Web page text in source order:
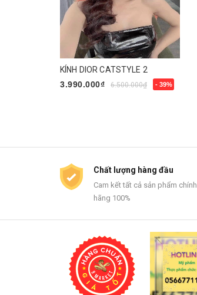
KÍNH DIOR CATSTYLE 2
3.990.000₫
6.500.000₫ - 39%
Chất lượng hàng đầu
Cam kết tất cả sản phẩm chính
hãng 100%